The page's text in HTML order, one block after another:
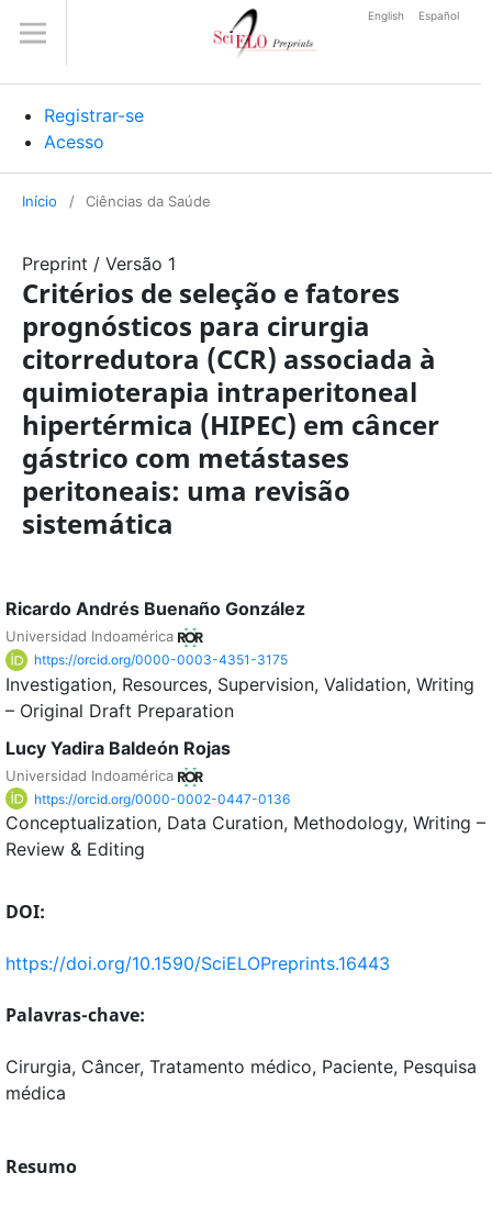
Registrar-se
Acesso
English Español
Início / Ciências da Saúde
Preprint / Versão 1
Critérios de seleção e fatores
prognósticos para cirurgia
citorredutora (CCR) associada à
quimioterapia intraperitoneal
hipertérmica (HIPEC) em câncer
gástrico com metástases
peritoneais: uma revisão
sistemática
Ricardo Andrés Buenaño González
Universidad Indoamérica
https://orcid.org/0000-0003-4351-3175
Investigation Resources Supervision Validation Writing
– Original Draft Preparation
Lucy Yadira Baldeón Rojas
Universidad Indoamérica
https://orcid.org/0000-0002-0447-0136
Conceptualization Data Curation Methodology Writing –
Review & Editing
DOI:
https://doi.org/10.1590/SciELOPreprints.16443
Palavras-chave:
Cirurgia, Câncer, Tratamento médico, Paciente, Pesquisa
médica
Resumo